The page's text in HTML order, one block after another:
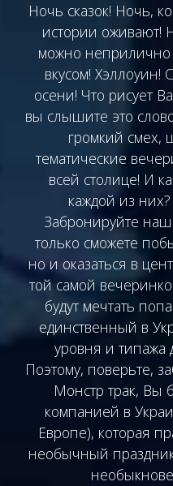
Ночь сказок! Ночь,
истории оживают!
можно неприлично
вкусом! Хэллоуин!
осени! Что рисует
вы слышите это
громкий
тематические
всей столице! И
каждой из
Забронируйте
только сможете
но и оказаться в
той самой
будут мечтать
единственный в
уровня и типажа
Поэтому, поверьте,
Монстр трак, Вы
компанией в
Европе), которая
необычный